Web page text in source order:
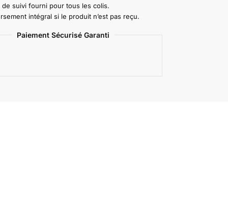
de suivi fourni pour tous les colis.
intégral si le produit n’est pas reçu.
Paiement Sécurisé Garanti